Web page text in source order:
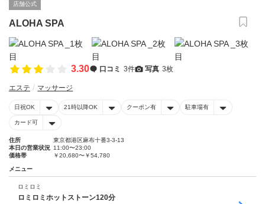
店舗公式
ALOHA SPA
3.30 口コミ 3件 写真 3枚
エステ マッサージ
日祝OK 21時以降OK クーポン有 駐車場有
カード可
住所
東京都港区麻布十番3-3-13
本日の営業状況 11:00〜23:00
価格帯
￥20,680〜￥54,780
メニュー
ロミロミ
ロミロミホットストーン120分